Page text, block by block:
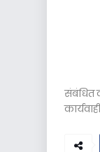
संबंधित